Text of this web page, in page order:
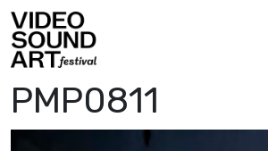
Vai al contenuto
Video Sound Art
PMP0811